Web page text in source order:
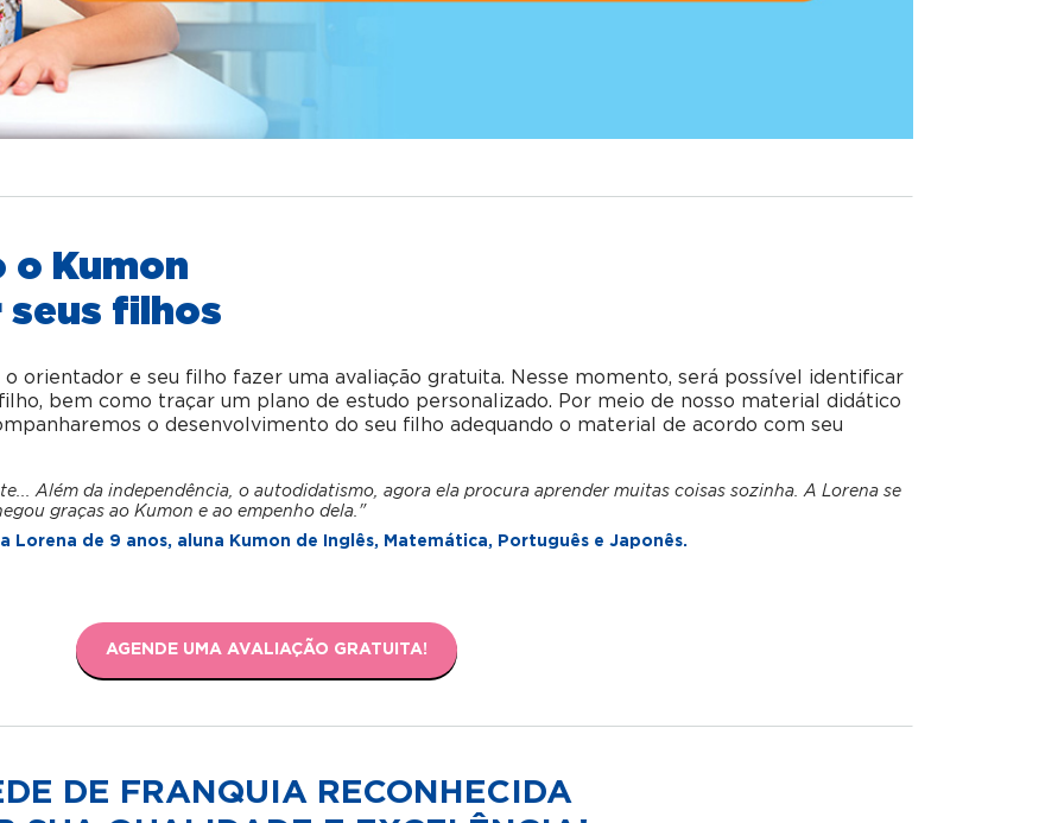
o Kumon
filhos
orientador e seu filho fazer uma avaliação gratuita. Nesse momento, será possível identificar
bem como traçar um plano de estudo personalizado. Por meio de nosso material didático
o desenvolvimento do seu filho adequando o material de acordo com seu
Além da independência, o autodidatismo, agora ela procura aprender muitas coisas sozinha. A Lorena se
graças ao Kumon e ao empenho dela."
Lorena de 9 anos, aluna Kumon de Inglês, Matemática, Português e Japonês.
AGENDE UMA AVALIAÇÃO GRATUITA!
DE FRANQUIA RECONHECIDA